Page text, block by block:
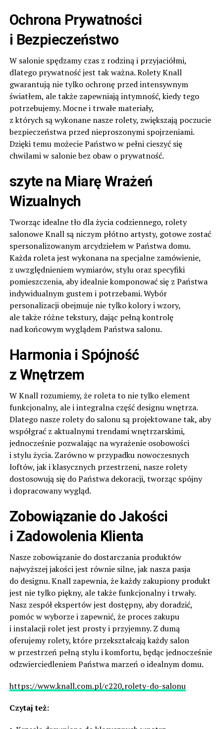
Ochrona Prywatności
i Bezpieczeństwo
W salonie spędzamy czas z rodziną i przyjaciółmi,
dlatego prywatność jest tak ważna. Rolety Knall
gwarantują nie tylko ochronę przed intensywnym
światłem, ale także zapewniają intymność, kiedy tego
potrzebujemy. Mocne i trwałe materiały,
z których są wykonane nasze rolety, zwiększają poczucie
bezpieczeństwa przed nieproszonymi spojrzeniami.
Dzięki temu możecie Państwo w pełni cieszyć się
chwilami w salonie bez obaw o prywatność.
szyte na Miarę Wrażeń
Wizualnych
Tworząc idealne tło dla życia codziennego, rolety
salonowe Knall są niczym płótno artysty, gotowe zostać
spersonalizowanym arcydziełem w Państwa domu.
Każda roleta jest wykonana na specjalne zamówienie,
z uwzględnieniem wymiarów, stylu oraz specyfiki
pomieszczenia, aby idealnie komponować się z Państwa
indywidualnym gustem i potrzebami. Wybór
personalizacji obejmuje nie tylko kolory i wzory,
ale także różne tekstury, dając pełną kontrolę
nad końcowym wyglądem Państwa salonu.
Harmonia i Spójność
z Wnętrzem
W Knall rozumiemy, że roleta to nie tylko element
funkcjonalny, ale i integralna część designu wnętrza.
Dlatego nasze rolety do salonu są projektowane tak, aby
współgrać z aktualnymi trendami wnętrzarskimi,
jednocześnie pozwalając na wyrażenie osobowości
i stylu życia. Zarówno w przypadku nowoczesnych
loftów, jak i klasycznych przestrzeni, nasze rolety
dostosowują się do Państwa dekoracji, tworząc spójny
i dopracowany wygląd.
Zobowiązanie do Jakości
i Zadowolenia Klienta
Nasze zobowiązanie do dostarczania produktów
najwyższej jakości jest równie silne, jak nasza pasja
do designu. Knall zapewnia, że każdy zakupiony produkt
jest nie tylko piękny, ale także funkcjonalny i trwały.
Nasz zespół ekspertów jest dostępny, aby doradzić,
pomóc w wyborze i zapewnić, że proces zakupu
i instalacji rolet jest prosty i przyjemny. Z dumą
oferujemy rolety, które przekształcają każdy salon
w przestrzeń pełną stylu i komfortu, będąc jednocześnie
odzwierciedleniem Państwa marzeń o idealnym domu.
https://www.knall.com.pl/c220,rolety-do-salonu
Czytaj też: